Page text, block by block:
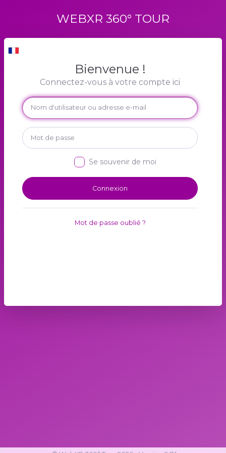
WEBXR 360° TOUR
Bienvenue !
Connectez-vous à votre compte ici
Se souvenir de moi
Connexion
Mot de passe oublié ?